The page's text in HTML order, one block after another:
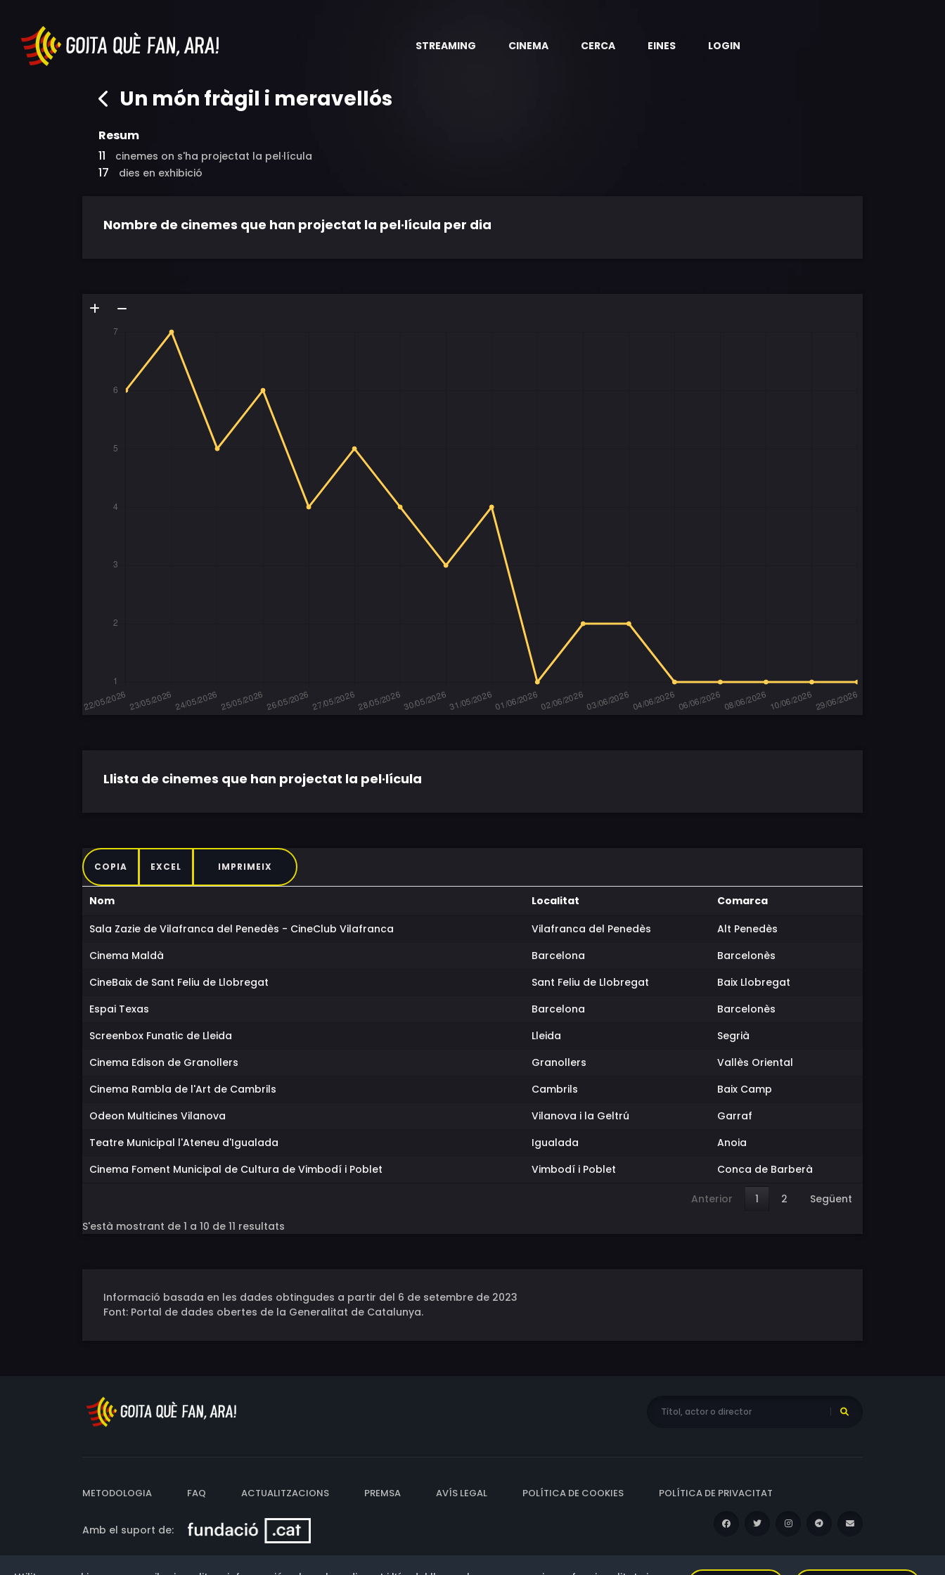
STREAMING CINEMA CERCA EINES LOGIN
Un món fràgil i meravellós
Resum
11
cinemes on s'ha projectat la pel·lícula
17 dies en exhibició
Nombre de cinemes que han projectat la pel·lícula per dia
Llista de cinemes que han projectat la pel·lícula
COPIA EXCEL IMPRIMEIX
Nom Localitat
Comarca
Sala Zazie de Vilafranca del Penedès - CineClub Vilafranca
Vilafranca del Penedès
Alt Penedès
Cinema Maldà
Barcelona
Barcelonès
CineBaix de Sant Feliu de Llobregat
Sant Feliu de Llobregat
Baix Llobregat
Espai Texas
Barcelona
Barcelonès
Screenbox Funatic de Lleida
Lleida
Segrià
Cinema Edison de Granollers
Granollers
Vallès Oriental
Cinema Rambla de l'Art de Cambrils
Cambrils
Baix Camp
Odeon Multicines Vilanova
Vilanova i la Geltrú
Garraf
Teatre Municipal l'Ateneu d'Igualada
Igualada
Anoia
Cinema Foment Municipal de Cultura de Vimbodí i Poblet
Vimbodí i Poblet Conca de Barberà
Anterior 1 2
Següent
S'està mostrant de 1 a 10 de 11 resultats
Informació basada en les dades obtingudes a partir del 6 de setembre de 2023
Font: Portal de dades obertes de la Generalitat de Catalunya.
METODOLOGIA FAQ ACTUALITZACIONS PREMSA AVÍS LEGAL POLÍTICA DE COOKIES POLÍTICA DE PRIVACITAT
Amb el suport de: